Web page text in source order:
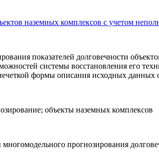
наземных комплексов с учетом
показателей долговечности
системы восстановления его
формы описания исходных данных
объекты наземных комплексов
прогнозирования